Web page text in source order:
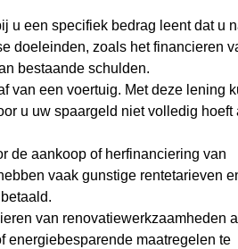
u een specifiek bedrag leent dat u
doeleinden, zoals het financieren
bestaande schulden.
van een voertuig. Met deze lening
u uw spaargeld niet volledig hoeft
de aankoop of herfinanciering van
vaak gunstige rentetarieven
van renovatiewerkzaamheden
energiebesparende maatregelen te